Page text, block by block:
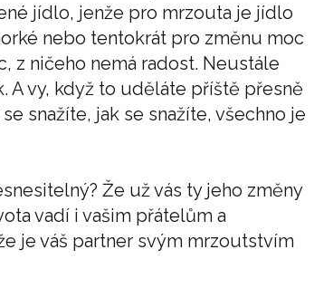
jídlo, jenže pro mrzouta je jídlo
nebo tentokrát pro změnu moc
z ničeho nemá radost. Neustále
A vy, když to uděláte příště přesně
snažíte, jak se snažíte, všechno je
Že už vás ty jeho změny
vadí i vašim přátelům a
je váš partner svým mrzoutstvím